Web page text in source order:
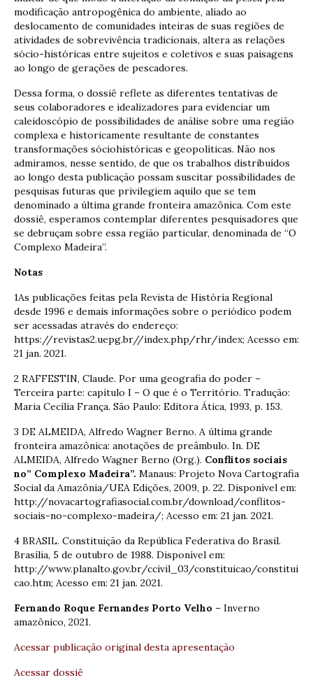
modificação antropogênica do ambiente, aliado ao
deslocamento de comunidades inteiras de suas regiões de
atividades de sobrevivência tradicionais, altera as relações
sócio-históricas entre sujeitos e coletivos e suas paisagens
ao longo de gerações de pescadores.
Dessa forma, o dossiê reflete as diferentes tentativas de
seus colaboradores e idealizadores para evidenciar um
caleidoscópio de possibilidades de análise sobre uma região
complexa e historicamente resultante de constantes
transformações sóciohistóricas e geopolíticas. Não nos
admiramos, nesse sentido, de que os trabalhos distribuídos
ao longo desta publicação possam suscitar possibilidades de
pesquisas futuras que privilegiem aquilo que se tem
denominado a última grande fronteira amazônica. Com este
dossiê, esperamos contemplar diferentes pesquisadores que
se debruçam sobre essa região particular, denominada de “O
Complexo Madeira”.
Notas
1As publicações feitas pela Revista de História Regional
desde 1996 e demais informações sobre o periódico podem
ser acessadas através do endereço:
https://revistas2.uepg.br//index.php/rhr/index; Acesso em:
21 jan. 2021.
2 RAFFESTIN, Claude. Por uma geografia do poder –
Terceira parte: capítulo I – O que é o Território. Tradução:
Maria Cecília França. São Paulo: Editora Ática, 1993, p. 153.
3 DE ALMEIDA, Alfredo Wagner Berno. A última grande
fronteira amazônica: anotações de preâmbulo. In. DE
ALMEIDA, Alfredo Wagner Berno (Org.). Conflitos sociais
no” Complexo Madeira”. Manaus: Projeto Nova Cartografia
Social da Amazônia/UEA Edições, 2009, p. 22. Disponível em:
http://novacartografiasocial.com.br/download/conflitos-
sociais-no-complexo-madeira/; Acesso em: 21 jan. 2021.
4 BRASIL. Constituição da República Federativa do Brasil.
Brasília, 5 de outubro de 1988. Disponível em:
http://www.planalto.gov.br/ccivil_03/constituicao/constitui
cao.htm; Acesso em: 21 jan. 2021.
Fernando Roque Fernandes Porto Velho – Inverno
amazônico, 2021.
Acessar publicação original desta apresentação
Acessar dossiê